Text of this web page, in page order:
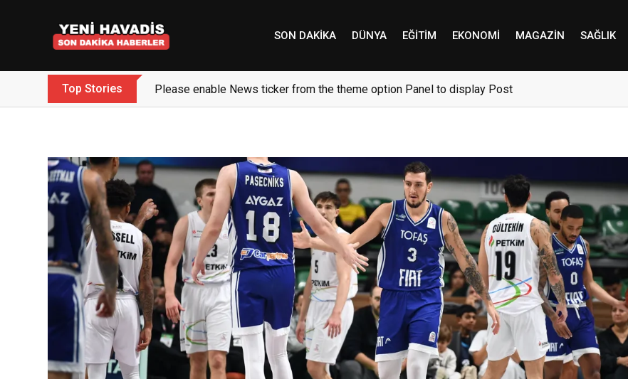
SON DAKIKA DÜNYA EĞITIM EKONOMI MAGAZIN SAĞLIK
Top Stories Please enable News ticker from the theme option Panel to display Post